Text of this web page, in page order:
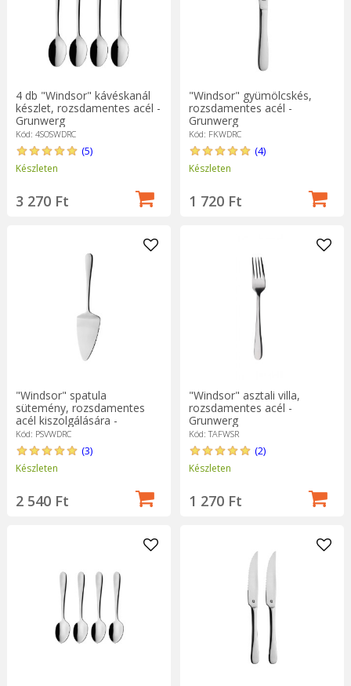
4 db "Windsor" kávéskanál
készlet, rozsdamentes acél -
Grunwerg
Kód: 4SOSWDRC
(5)
Készleten
3 270 Ft
"Windsor" gyümölcskés,
rozsdamentes acél -
Grunwerg
Kód: FKWDRC
(4)
Készleten
1 720 Ft
"Windsor" spatula
sütemény, rozsdamentes
acél kiszolgálására -
Grunwerg
Kód: PSVWDRC
(3)
Készleten
2 540 Ft
"Windsor" asztali villa,
rozsdamentes acél -
Grunwerg
Kód: TAFWSR
(2)
Készleten
1 270 Ft